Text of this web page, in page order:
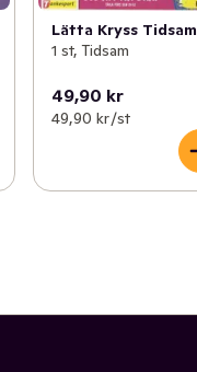
Lätta Kryss Tidsam
1 st, Tidsam
49,90 kr
49,90 kr /st